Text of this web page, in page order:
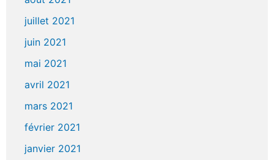
juillet 2021
juin 2021
mai 2021
avril 2021
mars 2021
février 2021
janvier 2021